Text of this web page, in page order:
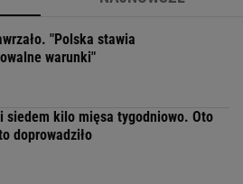
"Polska stawia
warunki"
siedem kilo mięsa tygodniowo. Oto
doprowadziło